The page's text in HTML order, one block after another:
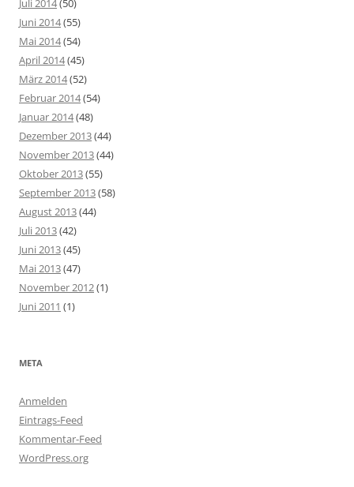
Juli 2014(50)
Juni 2014(55)
Mai 2014(54)
April 2014(45)
März 2014(52)
Februar 2014(54)
Januar 2014(48)
Dezember 2013(44)
November 2013(44)
Oktober 2013(55)
September 2013(58)
August 2013(44)
Juli 2013(42)
Juni 2013(45)
Mai 2013(47)
November 2012(1)
Juni 2011 (1)
META
Anmelden
Eintrags-Feed
Kommentar-Feed
WordPress.org